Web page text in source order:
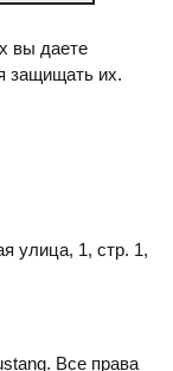
вы даете
защищать их.
улица, 1, стр. 1,
Все права